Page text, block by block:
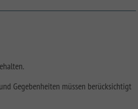
Gegebenheiten müssen berücksichtigt